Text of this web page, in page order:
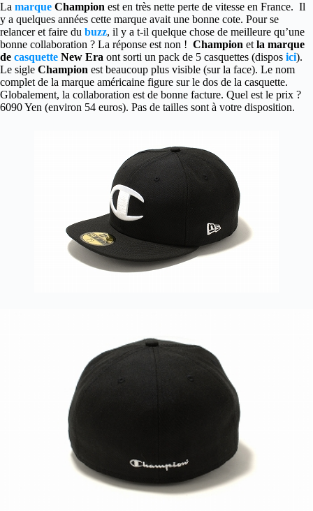
La marque Champion est en très nette perte de vitesse en France. Il
y a quelques années cette marque avait une bonne cote. Pour se
relancer et faire du buzz, il y a t-il quelque chose de meilleure qu’une
bonne collaboration ? La réponse est non ! Champion et la marque
de casquette New Era ont sorti un pack de 5 casquettes (dispos ici).
Le sigle Champion est beaucoup plus visible (sur la face). Le nom
complet de la marque américaine figure sur le dos de la casquette.
Globalement, la collaboration est de bonne facture. Quel est le prix ?
6090 Yen (environ 54 euros). Pas de tailles sont à votre disposition.